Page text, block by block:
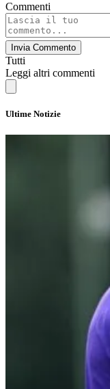
Commenti
Invia Commento
Tutti
Leggi altri commenti
Ultime Notizie